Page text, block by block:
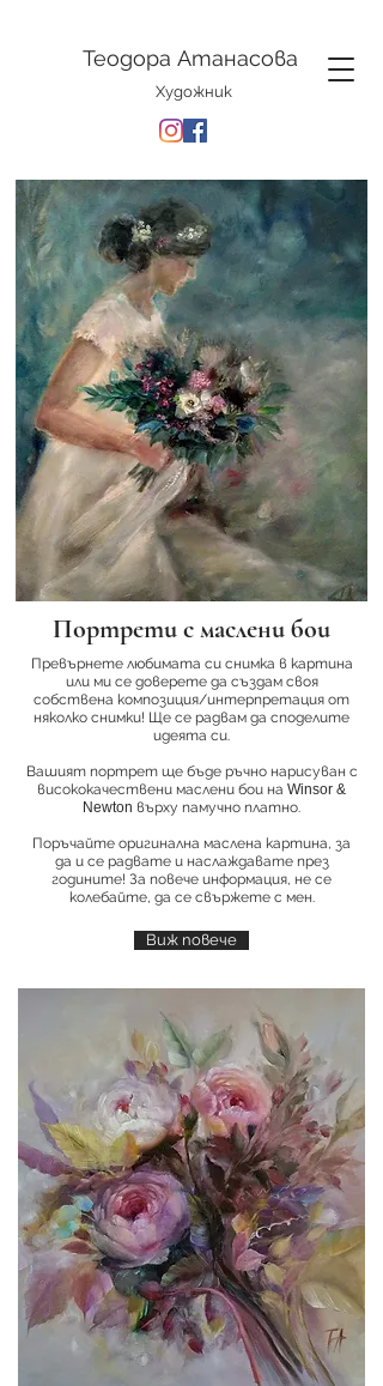
Теодора Атанасова
Художник
Портрети с маслени бои
Превърнете любимата си снимка в картина
или ми се доверете да създам своя
собствена композиция/интерпретация от
няколко снимки! Ще се радвам да споделите
идеята си.
Вашият портрет ще бъде ръчно нарисуван с
висококачествени маслени бои на Winsor &
Newton върху памучно платно.
Поръчайте оригинална маслена картина, за
да и се радвате и наслаждавате през
годините! За повече информация, не се
колебайте, да се свържете с мен.
Виж повече